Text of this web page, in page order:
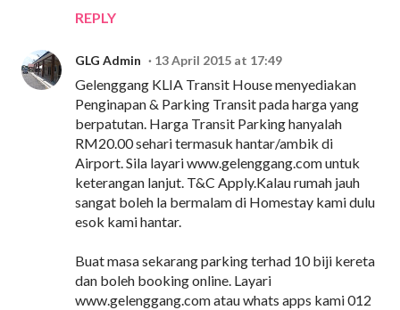
REPLY
GLG Admin 13 April 2015 at 17:49
Gelenggang KLIA Transit House menyediakan
Penginapan & Parking Transit pada harga yang
berpatutan. Harga Transit Parking hanyalah
RM20.00 sehari termasuk hantar/ambik di
Airport. Sila layari www.gelenggang.com untuk
keterangan lanjut. T&C Apply.Kalau rumah jauh
sangat boleh la bermalam di Homestay kami dulu
esok kami hantar.
Buat masa sekarang parking terhad 10 biji kereta
dan boleh booking online. Layari
www.gelenggang.com atau whats apps kami 012